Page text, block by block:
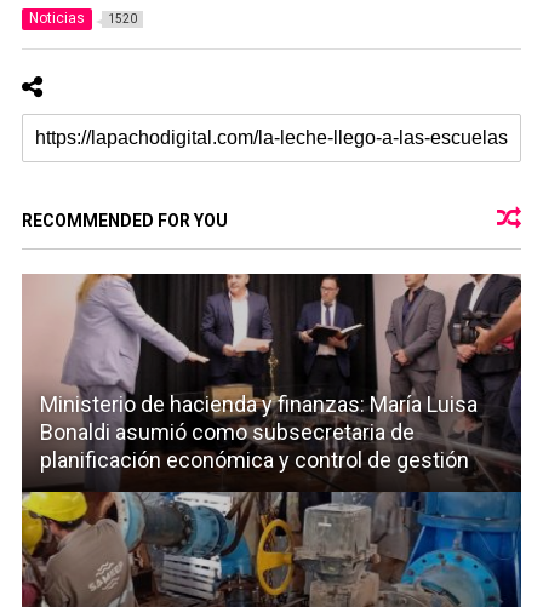
Noticias 1520
RECOMMENDED FOR YOU
Ministerio de hacienda y finanzas: María Luisa
Bonaldi asumió como subsecretaria de
planificación económica y control de gestión